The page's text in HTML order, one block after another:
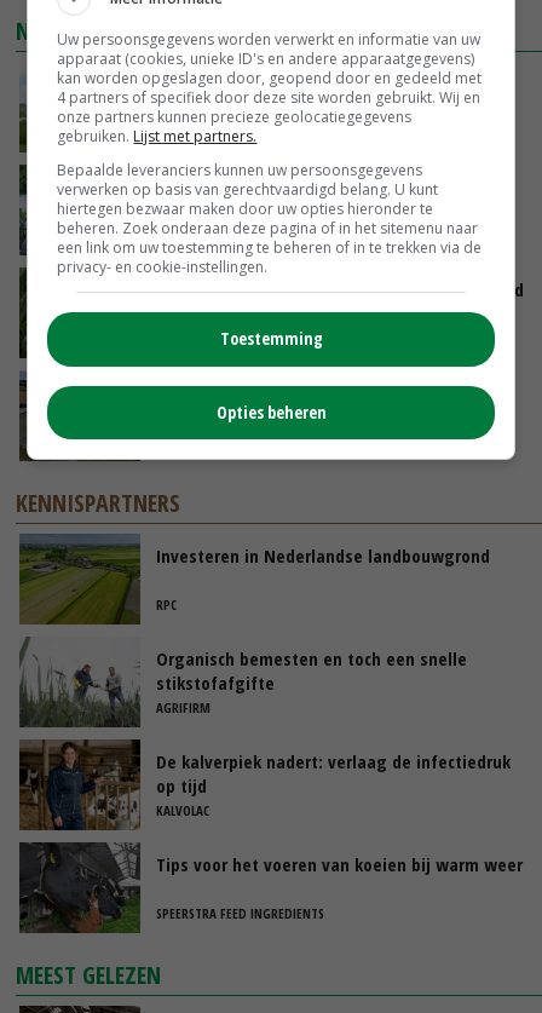
NIEUWSTE VIDEO'S
POAH!: John Deere 7730
GISTEREN, 10:00
Oekraïne-vlogger Kees Huizinga: ‘Bezoek van
de ambassade mag zelf groente plukken’
07-08-2026
Limburgse mais van Frijns doet het verrassend
goed
Droogte veroorzaakt steeds meer problemen:
‘Bassin afgelopen week al leeg’
06-08-2026
KENNISPARTNERS
Investeren in Nederlandse landbouwgrond
RPC
Organisch bemesten en toch een snelle
stikstofafgifte
AGRIFIRM
De kalverpiek nadert: verlaag de infectiedruk
op tijd
KALVOLAC
Tips voor het voeren van koeien bij warm weer
SPEERSTRA FEED INGREDIENTS
MEEST GELEZEN
Uw persoonsgegevens worden verwerkt en informatie van uw
apparaat (cookies, unieke ID's en andere apparaatgegevens)
kan worden opgeslagen door, geopend door en gedeeld met
4 partners of specifiek door deze site worden gebruikt. Wij en
onze partners kunnen precieze geolocatiegegevens
gebruiken. Lijst met partners.
Bepaalde leveranciers kunnen uw persoonsgegevens
verwerken op basis van gerechtvaardigd belang. U kunt
hiertegen bezwaar maken door uw opties hieronder te
beheren. Zoek onderaan deze pagina of in het sitemenu naar
een link om uw toestemming te beheren of in te trekken via de
privacy- en cookie-instellingen.
Toestemming
Opties beheren